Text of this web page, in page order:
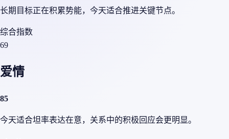
长期目标正在积累势能，今天适合推进关键节点。
综合指数
69
爱情
85
今天适合坦率表达在意，关系中的积极回应会更明显。